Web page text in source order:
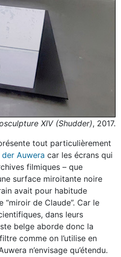
XIV (Shudder), 2017.
tout particulièrement
der Auwera car les écrans qui
filmiques – que
surface miroitante noire
avait pour habitude
de Claude”. Car le
dans leurs
belge aborde donc la
comme on l’utilise en
n’envisage qu’étendu.